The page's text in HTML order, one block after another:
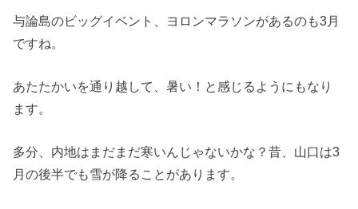
与論島のビッグイベント、ヨロンマラソンがあるのも3月
ですね。
あたたかいを通り越して、暑い！と感じるようにもなり
ます。
多分、内地はまだまだ寒いんじゃないかな？昔、山口は3
月の後半でも雪が降ることがあります。